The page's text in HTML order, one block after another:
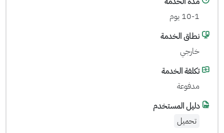
10-1 يوم
نطاق الخدمة
خارجي
تكلفة الخدمة
مدفوعة
دليل المستخدم
تحميل